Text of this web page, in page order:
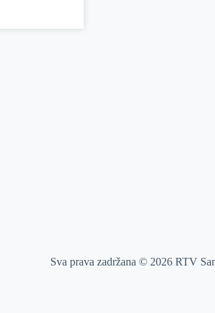
Sva prava zadržana © 2026 RTV